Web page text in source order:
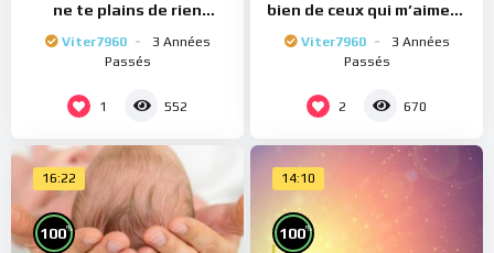
ne te plains de rien
Viter7960
3 Années
Passés
1 552
bien de ceux qui m’aiment
Viter7960
3 Années
Passés
2 670
16:22
100%
14:10
100%